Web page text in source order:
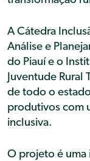
A Cátedra
Análise e
do Piauí e o
Juventude
de todo o
produtivos com
inclusiva.
O projeto é uma